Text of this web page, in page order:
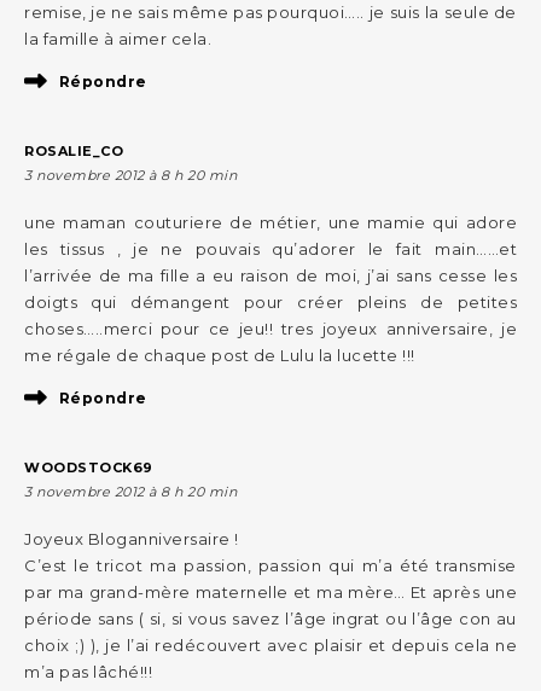
remise, je ne sais même pas pourquoi….. je suis la seule de
la famille à aimer cela.
Répondre
ROSALIE_CO
3 novembre 2012 à 8 h 20 min
une maman couturiere de métier, une mamie qui adore
les tissus , je ne pouvais qu’adorer le fait main……et
l’arrivée de ma fille a eu raison de moi, j’ai sans cesse les
doigts qui démangent pour créer pleins de petites
choses…..merci pour ce jeu!! tres joyeux anniversaire, je
me régale de chaque post de Lulu la lucette !!!
Répondre
WOODSTOCK69
3 novembre 2012 à 8 h 20 min
Joyeux Bloganniversaire !
C’est le tricot ma passion, passion qui m’a été transmise
par ma grand-mère maternelle et ma mère… Et après une
période sans ( si, si vous savez l’âge ingrat ou l’âge con au
choix ;) ), je l’ai redécouvert avec plaisir et depuis cela ne
m’a pas lâché!!!